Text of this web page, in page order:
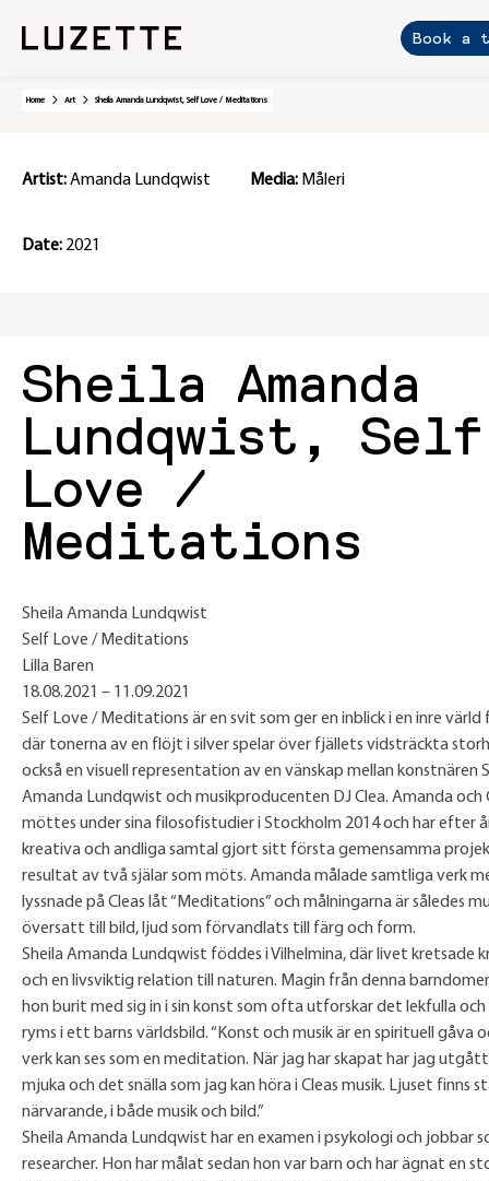
Book a
Home Art Sheila Amanda Lundqwist, Self Love / Meditations
Artist:Amanda Lundqwist Media: Måleri
Date: 2021
Sheila Amanda
Lundqwist, Self
Love /
Meditations
Sheila Amanda Lundqwist
Self Love / Meditations
Lilla Baren
18.08.2021 – 11.09.2021
Self Love / Meditations är en svit som ger en inblick i en inre värld
där tonerna av en flöjt i silver spelar över fjällets vidsträckta
också en visuell representation av en vänskap mellan konstnären
Amanda Lundqwist och musikproducenten DJ Clea. Amanda och
möttes under sina filosofistudier i Stockholm 2014 och har efter
kreativa och andliga samtal gjort sitt första gemensamma
resultat av två själar som möts. Amanda målade samtliga verk
lyssnade på Cleas låt “Meditations” och målningarna är således
översatt till bild, ljud som förvandlats till färg och form.
Sheila Amanda Lundqwist föddes i Vilhelmina, där livet kretsade
och en livsviktig relation till naturen. Magin från denna
hon burit med sig in i sin konst som ofta utforskar det lekfulla och
ryms i ett barns världsbild. “Konst och musik är en spirituell gåva
verk kan ses som en meditation. När jag har skapat har jag
mjuka och det snälla som jag kan höra i Cleas musik. Ljuset finns
närvarande, i både musik och bild.”
Sheila Amanda Lundqwist har en examen i psykologi och jobbar
researcher. Hon har målat sedan hon var barn och har ägnat en